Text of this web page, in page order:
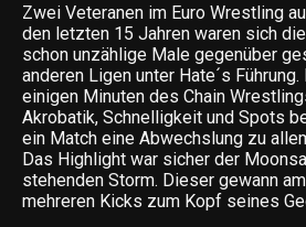
Zwei Veteranen im Euro Wrestling
den letzten 15 Jahren waren sich
schon unzählige Male gegenüber
anderen Ligen unter Hate´s
einigen Minuten des Chain
Akrobatik, Schnelligkeit und Spots
ein Match eine Abwechslung zu
Das Highlight war sicher der
stehenden Storm. Dieser gewann
mehreren Kicks zum Kopf seines